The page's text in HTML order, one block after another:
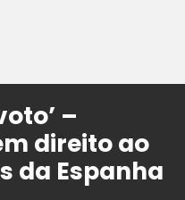
–
direito ao
da Espanha